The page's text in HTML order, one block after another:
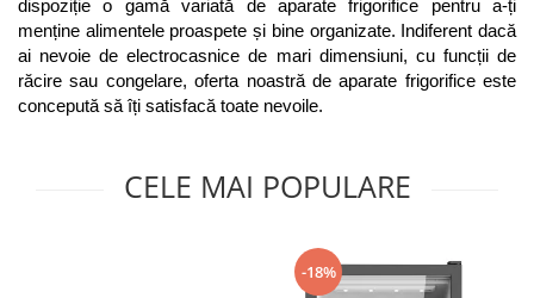
Vitrină frigorifică
Vitrină de vinuri
Masini de spalat vase
Hotă bucătărie
Cuptor electric
Aparat de vidat alimente
Role pungi vidat
Blendere & Tocatoare
Espressor cafea
Grătar electric
dispoziție o gamă variată de aparate frigorifice pentru a-ți
menține alimentele proaspete și bine organizate. Indiferent dacă
ai nevoie de electrocasnice de mari dimensiuni, cu funcții de
răcire sau congelare, oferta noastră de aparate frigorifice este
concepută să îți satisfacă toate nevoile.
CELE MAI POPULARE
-18%